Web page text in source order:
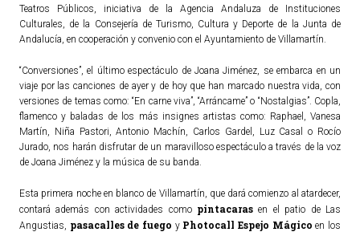
Teatros Públicos, iniciativa de la Agencia Andaluza de Instituciones
Culturales, de la Consejería de Turismo, Cultura y Deporte de la Junta de
Andalucía, en cooperación y convenio con el Ayuntamiento de Villamartín.
“Conversiones”, el último espectáculo de Joana Jiménez, se embarca en un
viaje por las canciones de ayer y de hoy que han marcado nuestra vida, con
versiones de temas como: “En carne viva”, “Arráncame” o “Nostalgias”. Copla,
flamenco y baladas de los más insignes artistas como: Raphael, Vanesa
Martín, Niña Pastori, Antonio Machín, Carlos Gardel, Luz Casal o Rocío
Jurado, nos harán disfrutar de un maravilloso espectáculo a través de la voz
de Joana Jiménez y la música de su banda.
Esta primera noche en blanco de Villamartín, que dará comienzo al atardecer,
contará además con actividades como pintacaras en el patio de Las
Angustias, pasacalles de fuego y Photocall Espejo Mágico en los